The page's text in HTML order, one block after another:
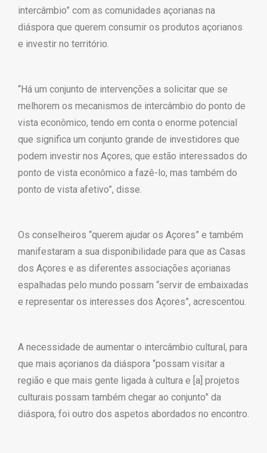
intercâmbio” com as comunidades açorianas na
diáspora que querem consumir os produtos açorianos
e investir no território.
“Há um conjunto de intervenções a solicitar que se
melhorem os mecanismos de intercâmbio do ponto de
vista econômico, tendo em conta o enorme potencial
que significa um conjunto grande de investidores que
podem investir nos Açores, que estão interessados do
ponto de vista econômico a fazê-lo, mas também do
ponto de vista afetivo”, disse.
Os conselheiros “querem ajudar os Açores” e também
manifestaram a sua disponibilidade para que as Casas
dos Açores e as diferentes associações açorianas
espalhadas pelo mundo possam “servir de embaixadas
e representar os interesses dos Açores”, acrescentou.
A necessidade de aumentar o intercâmbio cultural, para
que mais açorianos da diáspora “possam visitar a
região e que mais gente ligada à cultura e [a] projetos
culturais possam também chegar ao conjunto” da
diáspora, foi outro dos aspetos abordados no encontro.